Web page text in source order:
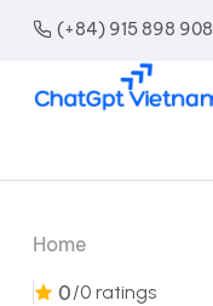
(+84) 915 898 908
Home
0/0 ratings